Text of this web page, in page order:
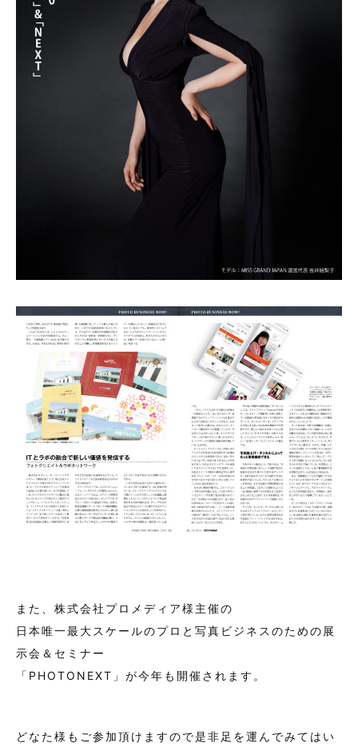
また、株式会社プロメディア様主催の
日本唯一最大スケールのプロと写真ビジネスのための展
示会＆セミナー
「PHOTONEXT」が今年も開催されます。
どなた様もご参加頂けますので是非足を運んでみてはい